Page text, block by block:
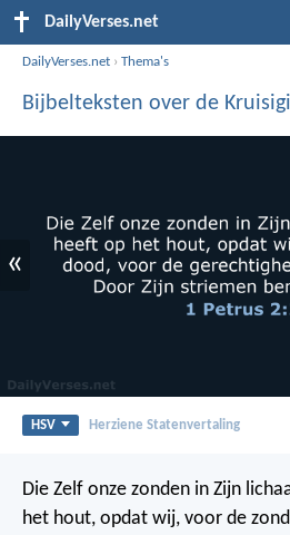
DailyVerses.net
DailyVerses.net ›Thema's
Bijbelteksten over de
«
HSV Herziene Statenvertaling
Die Zelf onze zonden in Zijn
het hout, opdat wij, voor de